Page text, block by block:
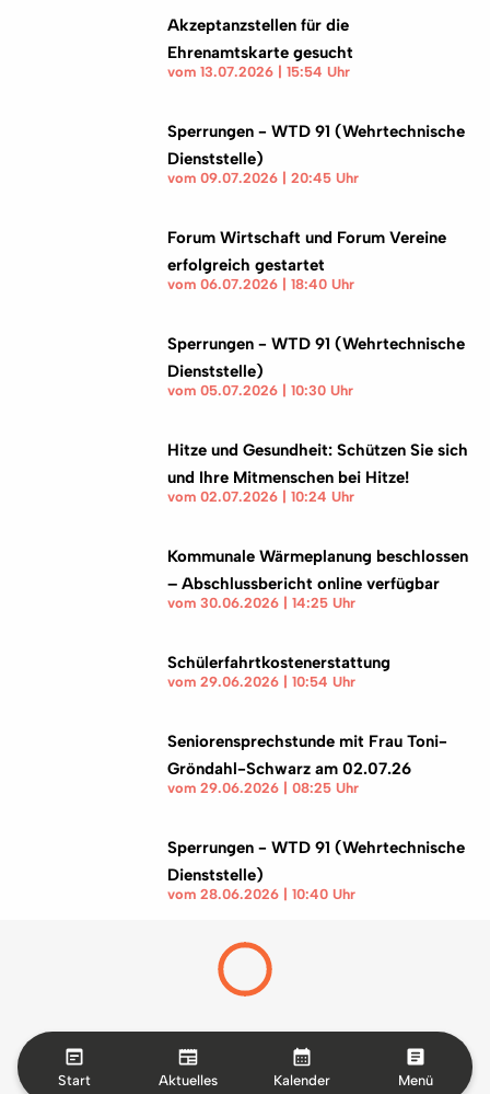
Akzeptanzstellen für die
Ehrenamtskarte gesucht
vom 13.07.2026 | 15:54 Uhr
Sperrungen - WTD 91 (Wehrtechnische
Dienststelle)
vom 09.07.2026 | 20:45 Uhr
Forum Wirtschaft und Forum Vereine
erfolgreich gestartet
vom 06.07.2026 | 18:40 Uhr
Sperrungen - WTD 91 (Wehrtechnische
Dienststelle)
vom 05.07.2026 | 10:30 Uhr
Hitze und Gesundheit: Schützen Sie sich
und Ihre Mitmenschen bei Hitze!
vom 02.07.2026 | 10:24 Uhr
Kommunale Wärmeplanung beschlossen
– Abschlussbericht online verfügbar
vom 30.06.2026 | 14:25 Uhr
Schülerfahrtkostenerstattung
vom 29.06.2026 | 10:54 Uhr
Seniorensprechstunde mit Frau Toni-
Gröndahl-Schwarz am 02.07.26
vom 29.06.2026 | 08:25 Uhr
Sperrungen - WTD 91 (Wehrtechnische
Dienststelle)
vom 28.06.2026 | 10:40 Uhr
Start Aktuelles Kalender Menü